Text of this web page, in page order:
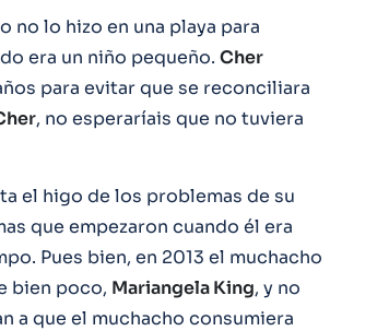
no lo hizo en una playa para
era un niño pequeño. Cher
para evitar que se reconciliara
, no esperaríais que no tuviera
el higo de los problemas de su
que empezaron cuando él era
Pues bien, en 2013 el muchacho
bien poco, Mariangela King, y no
a que el muchacho consumiera